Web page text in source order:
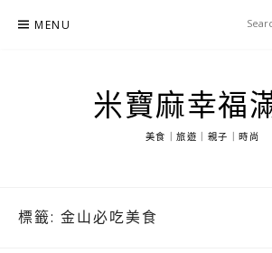
MENU
米寶麻幸福
美食｜旅遊｜親子｜時尚
標籤: 金山必吃美食